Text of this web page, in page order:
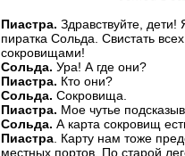
Пиастра. Здравствуйте,
пиратка Сольда. Свистать
сокровищами!
Сольда. Ура! А где они?
Пиастра. Кто они?
Сольда. Сокровища.
Пиастра. Мое чутье
Сольда. А карта сокровищ
Пиастра . Карту нам тоже
местных портов. По старой